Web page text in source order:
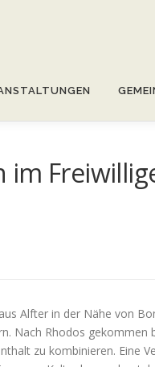
im
Alfter in der Nähe von
Nach Rhodos gekommen
zu kombinieren. Eine